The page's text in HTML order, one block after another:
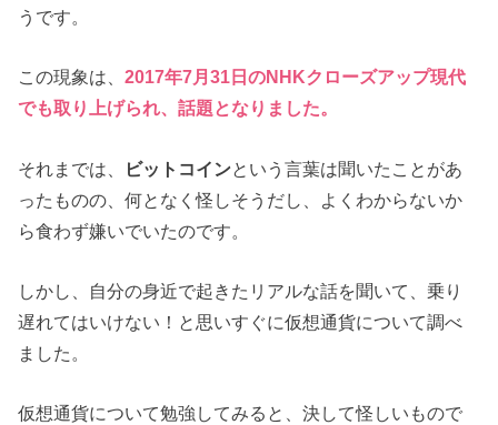
うです。
この現象は、2017年7月31日のNHKクローズアップ現代
でも取り上げられ、話題となりました。
それまでは、 ビットコインという言葉は聞いたことがあ
ったものの、何となく怪しそうだし、よくわからないか
ら食わず嫌いでいたのです。
しかし、自分の身近で起きたリアルな話を聞いて、乗り
遅れてはいけない！と思いすぐに仮想通貨について調べ
ました。
仮想通貨について勉強してみると、決して怪しいもので